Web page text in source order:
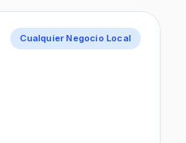
Cualquier Negocio Local